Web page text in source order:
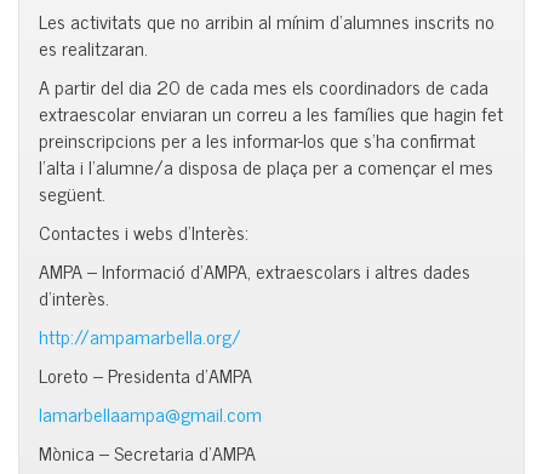
Les activitats que no arribin al mínim d’alumnes inscrits no
es realitzaran.
A partir del dia 20 de cada mes els coordinadors de cada
extraescolar enviaran un correu a les famílies que hagin fet
preinscripcions per a les informar-los que s’ha confirmat
l’alta i l’alumne/a disposa de plaça per a començar el mes
següent.
Contactes i webs d’Interès:
AMPA – Informació d’AMPA, extraescolars i altres dades
d’interès.
http://ampamarbella.org/
Loreto – Presidenta d’AMPA
lamarbellaampa@gmail.com
Mònica – Secretaria d’AMPA